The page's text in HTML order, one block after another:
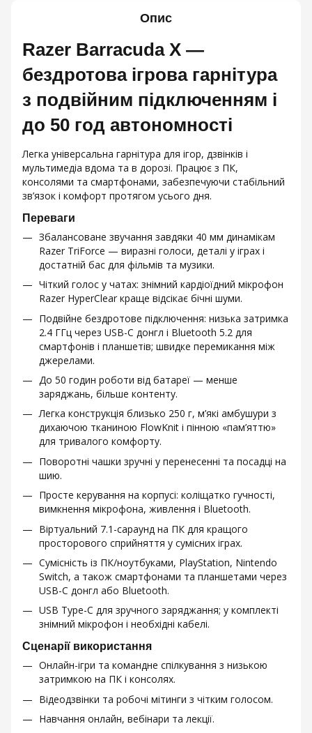
Опис
Razer Barracuda X —
бездротова ігрова гарнітура
з подвійним підключенням і
до 50 год автономності
Легка універсальна гарнітура для ігор, дзвінків і
мультимедіа вдома та в дорозі. Працює з ПК,
консолями та смартфонами, забезпечуючи стабільний
зв’язок і комфорт протягом усього дня.
Переваги
Збалансоване звучання завдяки 40 мм динамікам
Razer TriForce — виразні голоси, деталі у іграх і
достатній бас для фільмів та музики.
Чіткий голос у чатах: знімний кардіоїдний мікрофон
Razer HyperClear краще відсікає бічні шуми.
Подвійне бездротове підключення: низька затримка
2.4 ГГц через USB-C донгл і Bluetooth 5.2 для
смартфонів і планшетів; швидке перемикання між
джерелами.
До 50 годин роботи від батареї — менше
заряджань, більше контенту.
Легка конструкція близько 250 г, м’які амбушури з
дихаючою тканиною FlowKnit і пінною «пам’яттю»
для тривалого комфорту.
Поворотні чашки зручні у перенесенні та посадці на
шию.
Просте керування на корпусі: коліщатко гучності,
вимкнення мікрофона, живлення і Bluetooth.
Віртуальний 7.1-сараунд на ПК для кращого
просторового сприйняття у сумісних іграх.
Сумісність із ПК/ноутбуками, PlayStation, Nintendo
Switch, а також смартфонами та планшетами через
USB-C донгл або Bluetooth.
USB Type-C для зручного заряджання; у комплекті
знімний мікрофон і необхідні кабелі.
Сценарії використання
Онлайн-ігри та командне спілкування з низькою
затримкою на ПК і консолях.
Відеодзвінки та робочі мітинги з чітким голосом.
Навчання онлайн, вебінари та лекції.